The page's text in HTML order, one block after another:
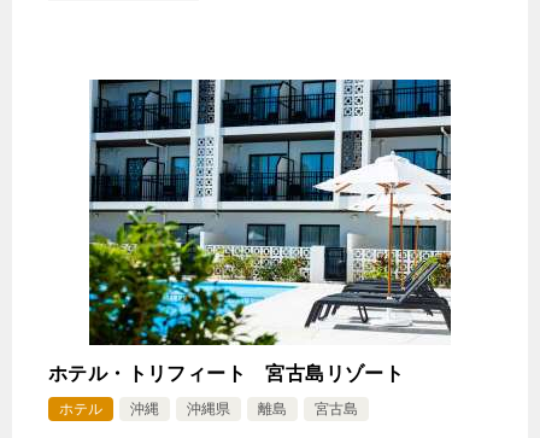
ホテル・トリフィート 宮古島リゾート
ホテル 沖縄 沖縄県 離島 宮古島